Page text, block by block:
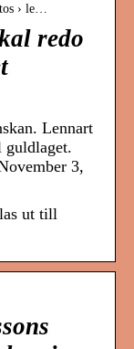
› le…
redo
Lennart
guldlaget.
3,
ut till